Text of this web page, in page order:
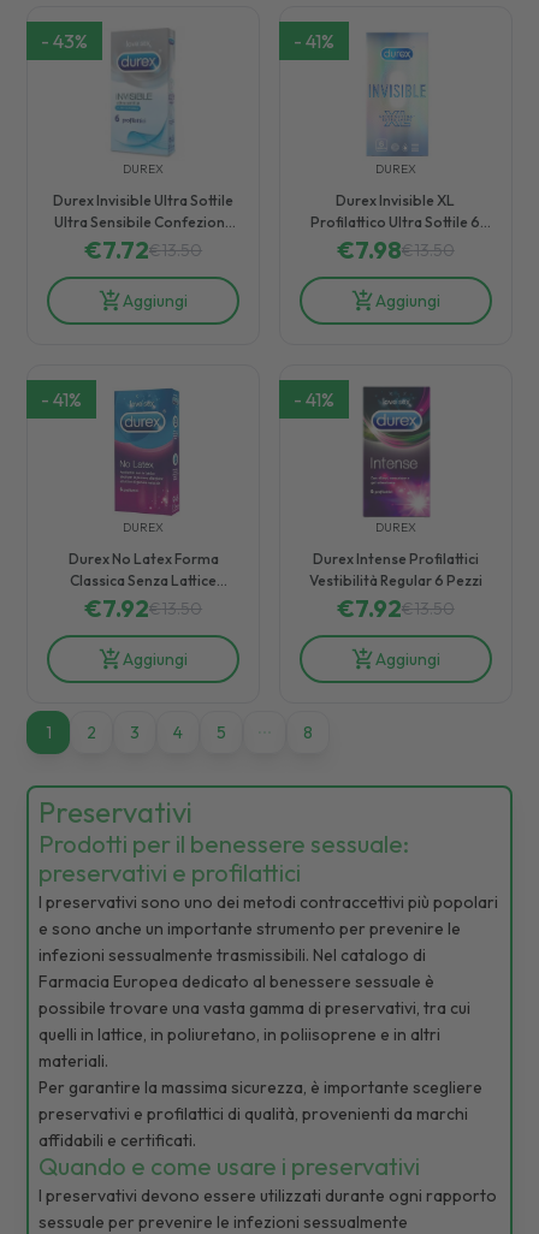
-43%
DUREX
Durex Invisible Ultra Sottile
Ultra Sensibile Confezione
con 6 Profilattici
€7.72€13.50
Aggiungi
- 41%
DUREX
Durex Invisible XL
Profilattico Ultra Sottile 6
Pezzi
€7.98€13.50
Aggiungi
-41%
DUREX
Durex No Latex Forma
Classica Senza Lattice
Confezione con 6 Profilattici
€7.92€13.50
Aggiungi
- 41%
DUREX
Durex Intense Profilattici
Vestibilità Regular 6 Pezzi
€7.92€13.50
Aggiungi
11 2 3 4 5 8
Preservativi
Prodotti per il benessere sessuale:
preservativi e profilattici
I preservativi sono uno dei metodi contraccettivi più popolari
e sono anche un importante strumento per prevenire le
infezioni sessualmente trasmissibili. Nel catalogo di
Farmacia Europea dedicato al benessere sessuale è
possibile trovare una vasta gamma di preservativi, tra cui
quelli in lattice, in poliuretano, in poliisoprene e in altri
materiali.
Per garantire la massima sicurezza, è importante scegliere
preservativi e profilattici di qualità, provenienti da marchi
affidabili e certificati.
Quando e come usare i preservativi
I preservativi devono essere utilizzati durante ogni rapporto
sessuale per prevenire le infezioni sessualmente